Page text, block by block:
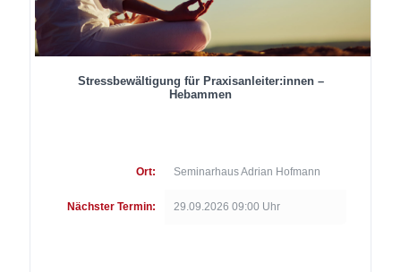
Stressbewältigung für Praxisanleiter:innen –
Hebammen
Ort: Seminarhaus Adrian Hofmann
Nächster Termin: 29.09.2026 09:00 Uhr